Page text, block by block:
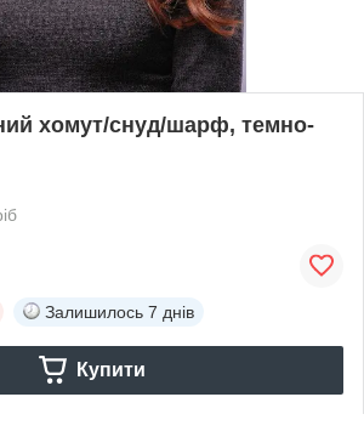
хомут/снуд/шарф, темно-
Залишилось 7 днів
Купити